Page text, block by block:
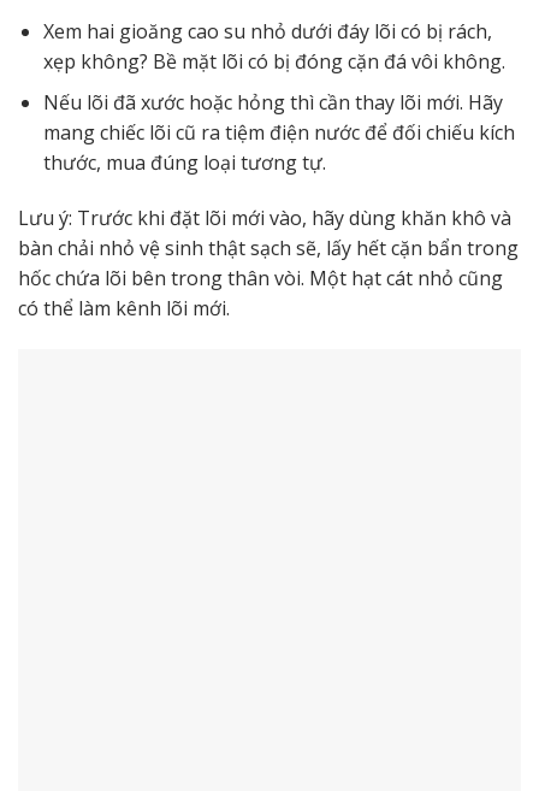
Xem hai gioăng cao su nhỏ dưới đáy lõi có bị rách,
xẹp không? Bề mặt lõi có bị đóng cặn đá vôi không.
Nếu lõi đã xước hoặc hỏng thì cần thay lõi mới. Hãy
mang chiếc lõi cũ ra tiệm điện nước để đối chiếu kích
thước, mua đúng loại tương tự.
Lưu ý: Trước khi đặt lõi mới vào, hãy dùng khăn khô và
bàn chải nhỏ vệ sinh thật sạch sẽ, lấy hết cặn bẩn trong
hốc chứa lõi bên trong thân vòi. Một hạt cát nhỏ cũng
có thể làm kênh lõi mới.